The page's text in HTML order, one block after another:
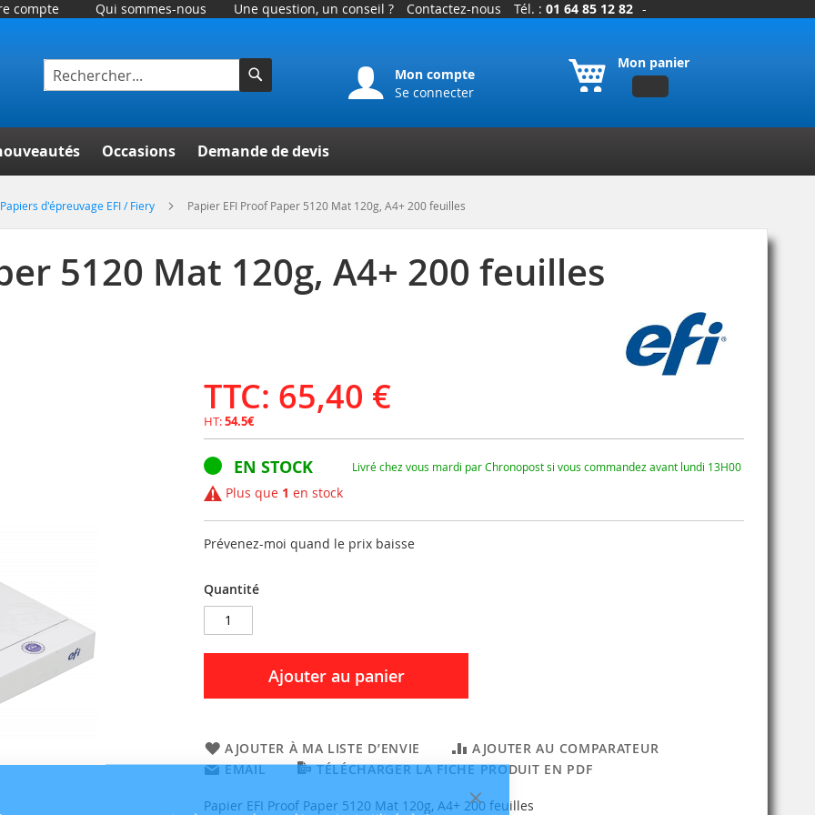
Fermer
compte Qui sommes-nous Une question, un conseil ? Contactez-nous Tél. : 01 64 85 12 82 -
Mon panier
Mon compte
Se connecter
Occasions Demande de devis
Papiers d'épreuvage EFI / Fiery Papier EFI Proof Paper 5120 Mat 120g, A4+ 200 feuilles
5120 Mat 120g, A4+ 200 feuilles
TTC: 65,40 €
HT:54.5€
EN STOCK Livré chez vous mardi par Chronopost si vous commandez avant lundi 13H00
Plus que 1 en stock
Prévenez-moi quand le prix baisse
Quantité
Ajouter au panier
AJOUTER À MA LISTE D’ENVIE
AJOUTER AU COMPARATEUR
EMAIL
TÉLÉCHARGER LA FICHE PRODUIT EN PDF
Papier EFI Proof Paper 5120 Mat 120g, A4+ 200 feuilles